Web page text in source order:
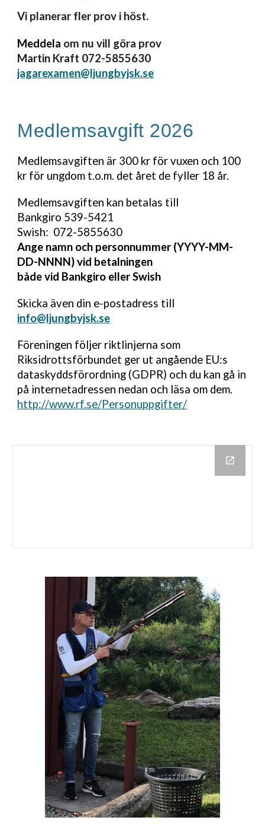
Vi planerar fler prov i höst.
Meddela om nu vill göra prov
Martin Kraft 072-5855630
jagarexamen@ljungbyjsk.se
Medlemsavgift 2026
Medlemsavgiften är 300 kr för vuxen och 100
kr för ungdom t.o.m. det året de fyller 18 år.
Medlemsavgiften kan betalas till
Bankgiro 539-5421
Swish: 072-5855630
Ange namn och personnummer (YYYY-MM-
DD-NNNN) vid betalningen
både vid Bankgiro eller Swish
Skicka även din e-postadress till
info@ljungbyjsk.se
Föreningen följer riktlinjerna som
Riksidrottsförbundet ger ut angående EU:s
dataskyddsförordning (GDPR) och du kan gå in
på internetadressen nedan och läsa om dem.
http://www.rf.se/Personuppgifter/